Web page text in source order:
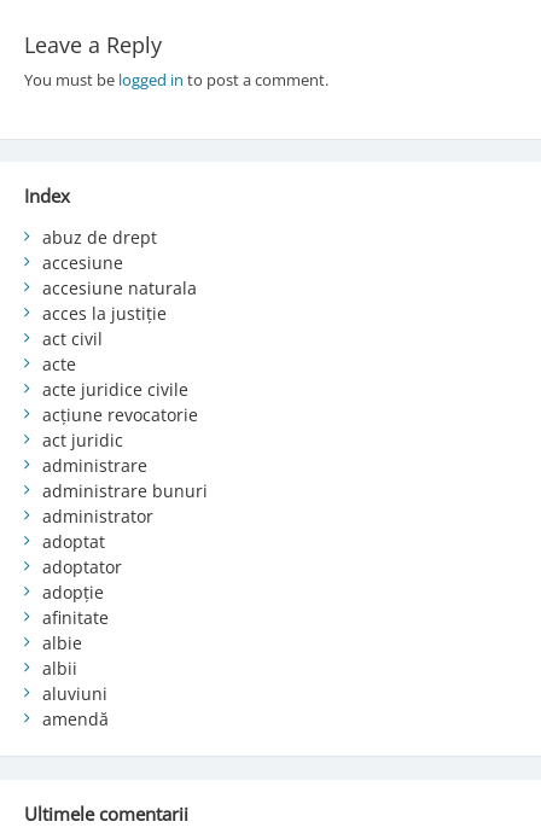
Leave a Reply
You must be logged in to post a comment.
Index
abuz de drept
accesiune
accesiune naturala
acces la justiție
act civil
acte
acte juridice civile
acțiune revocatorie
act juridic
administrare
administrare bunuri
administrator
adoptat
adoptator
adopție
afinitate
albie
albii
aluviuni
amendă
Ultimele comentarii